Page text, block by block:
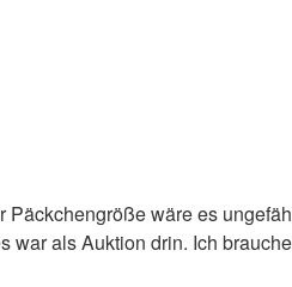
wäre es
war als Auktion drin. Ich